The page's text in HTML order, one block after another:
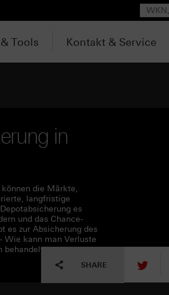
Suche
Tools Kontakt & Service
in
die Märkte,
langfristige
es
und das Chance-
es zur Absicherung des
Wie kann man Verluste
behandelt unser
SHARE tweet